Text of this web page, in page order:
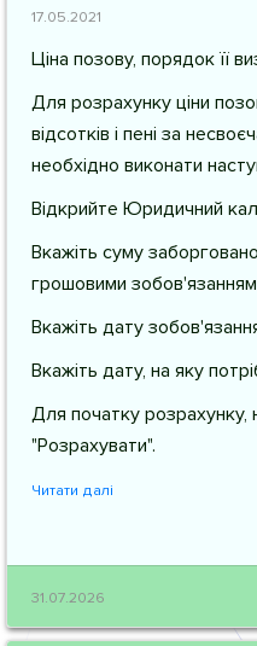
17.05.2021
Ціна позову, порядок її
Для розрахунку ціни
відсотків і пені за
необхідно виконати
Відкрийте Юридичний
Вкажіть суму
грошовими
Вкажіть дату
Вкажіть дату, на яку
Для початку розрахунку,
"Розрахувати".
Читати далі
31.07.2026